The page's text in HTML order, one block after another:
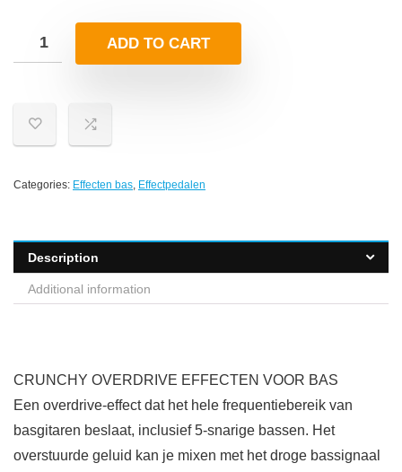
ADD TO CART
Categories: Effecten bas, Effectpedalen
Description
Additional information
CRUNCHY OVERDRIVE EFFECTEN VOOR BAS
Een overdrive-effect dat het hele frequentiebereik van
basgitaren beslaat, inclusief 5-snarige bassen. Het
overstuurde geluid kan je mixen met het droge bassignaal